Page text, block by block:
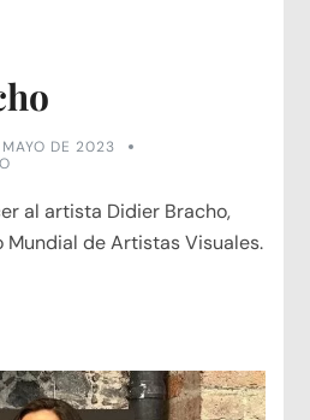
DE 2023
al artista Didier Bracho,
Mundial de Artistas Visuales.